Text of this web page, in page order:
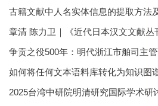
古籍文献中人名实体信息的提取方法
章清 陈力卫｜《近代日本汉文文献丛
争贡之役500年：明代浙江市舶司主
如何将任何文本语料库转化为知识图
2025台湾中研院明清研究国际学术研